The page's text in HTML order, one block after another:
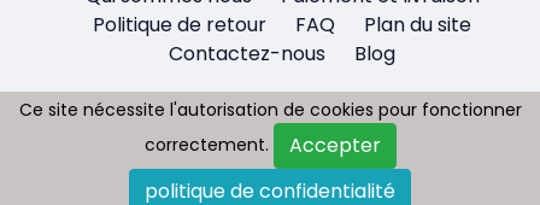
Politique de retour
FAQ
Plan du site
Contactez-nous
Blog
Copyright © 2026 - Tous droit réservés
Tousbatterie.com
Ce site nécessite l'autorisation de cookies pour fonctionner
correctement.
Accepter
politique de confidentialité
Ce site nécessite l'autorisation de cookies pour fonctionner
correctement.
Accepter
politique de confidentialité